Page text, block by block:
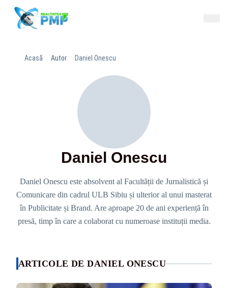
Acasă Autor Daniel Onescu
Daniel Onescu
Daniel Onescu este absolvent al Facultății de Jurnalistică și
Comunicare din cadrul ULB Sibiu și ulterior al unui masterat
în Publicitate și Brand. Are aproape 20 de ani experiență în
presă, timp în care a colaborat cu numeroase instituții media.
ARTICOLE DE DANIEL ONESCU